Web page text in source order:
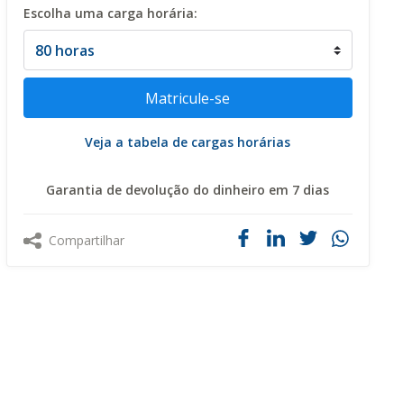
Escolha uma carga horária:
Veja a tabela de cargas horárias
Garantia de devolução do dinheiro em 7 dias
Compartilhar